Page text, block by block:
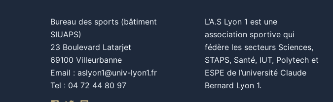
Bureau des sports (bâtiment
SIUAPS)
23 Boulevard Latarjet
69100 Villeurbanne
Email : aslyon1@univ-lyon1.fr
Tel : 04 72 44 80 97
L’A.S Lyon 1 est une
association sportive qui
fédère les secteurs Sciences,
STAPS, Santé, IUT, Polytech et
ESPE de l’université Claude
Bernard Lyon 1.